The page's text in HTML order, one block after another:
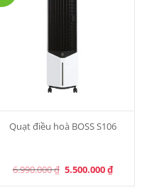
Quạt điều hoà BOSS S106
6.990.000₫ Original
price
5.500.000₫
price